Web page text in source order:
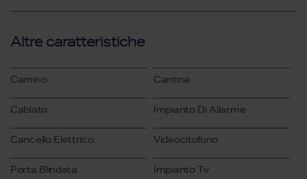
Altre caratteristiche
Camino Cantina
Cablato Impianto Di Allarme
Cancello Elettrico Videocitofono
Porta Blindata Impianto Tv